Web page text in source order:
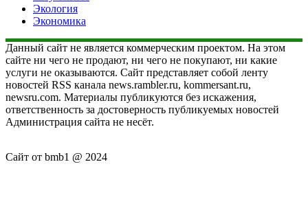
Экология
Экономика
Данный сайт не является коммерческим проектом. На этом
сайте ни чего не продают, ни чего не покупают, ни какие
услуги не оказываются. Сайт представляет собой ленту
новостей RSS канала news.rambler.ru, kommersant.ru,
newsru.com. Материалы публикуются без искажения,
ответственность за достоверность публикуемых новостей
Администрация сайта не несёт.
Сайт от bmb1 @ 2024